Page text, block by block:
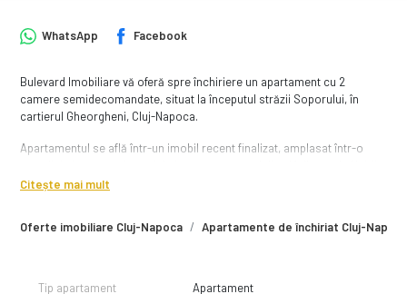
Oferte imobiliare Cluj-Napoca Apartamente de închiriat Cluj-Napoca
WhatsApp Facebook
Bulevard Imobiliare vă oferă spre închiriere un apartament cu 2
camere semidecomandate, situat la începutul străzii Soporului, în
cartierul Gheorgheni, Cluj-Napoca.
Apartamentul se află într-un imobil recent finalizat, amplasat într-o
strada Al. Vaida Voevod, Kaufland Gheorgheni, Lidl Gheorgheni,
Locuința este situată la etajul 3, are o suprafață utilă de 54 mp și este
— living open-space cu bucătăria
Citește mai mult
Tip apartament Apartament